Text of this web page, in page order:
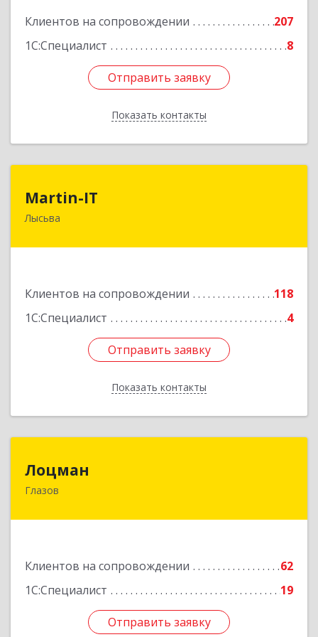
Клиентов на сопровождении
207
1С:Специалист
8
Отправить заявку
Показать контакты
Отправить заявку
Назад
Martin-IT
Лысьва
Клиентов на сопровождении
118
1С:Специалист
4
Отправить заявку
Показать контакты
618900, Пермский край, Лысьва г, Смышляева
Отправить заявку
Назад
Лоцман
Глазов
Клиентов на сопровождении
62
1С:Специалист
19
Отправить заявку
427620, Удмуртская Респ, Глазов г, Сибирская
Отправить заявку